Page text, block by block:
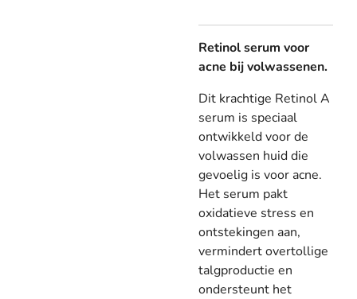
Retinol serum voor
acne bij volwassenen.
Dit krachtige Retinol A
serum is speciaal
ontwikkeld voor de
volwassen huid die
gevoelig is voor acne.
Het serum pakt
oxidatieve stress en
ontstekingen aan,
vermindert overtollige
talgproductie en
ondersteunt het